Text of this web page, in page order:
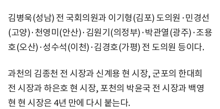
김병욱(성남) 전 국회의원과 이기형(김포) 도의원·민경선
(고양)·천영미(안산)·김원기(의정부)·박관열(광주)·조용
호(오산)·성수석(이천)·김경호(가평) 전 도의원 등이다.
과천의 김종천 전 시장과 신계용 현 시장, 군포의 한대희
전 시장과 하은호 현 시장, 포천의 박윤국 전 시장과 백영
현 현 시장은 4년 만에 다시 붙는다.